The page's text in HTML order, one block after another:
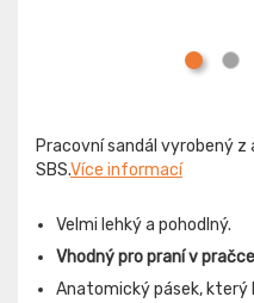
Pracovní sandál vyrobený
SBS.Více informací
Velmi lehký a pohodlný.
Vhodný pro praní v
Anatomický pásek, který